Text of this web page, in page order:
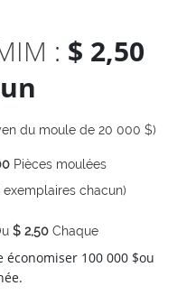
: $ 2,50
du moule de 20 000 $)
Pièces moulées
chacun)
$ 2,50 Chaque
économiser 100 000 $ou